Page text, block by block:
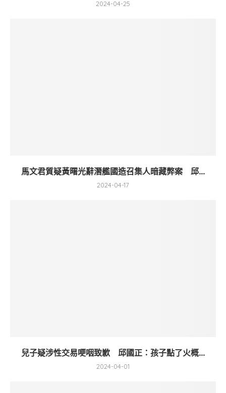
2024-04-25
馬文君質疑黃曙光辭潛艦國造召集人暗藏弊案 邱...
2024-04-17
兒子疑涉性交易哽咽致歉 邱國正：孩子點了火概...
2024-04-01